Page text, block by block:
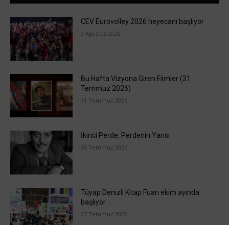
CEV Eurovolley 2026 heyecanı başlıyor
3 Ağustos 2026
Bu Hafta Vizyona Giren Filmler (31
Temmuz 2026)
31 Temmuz 2026
İkinci Perde, Perdenin Yarısı
28 Temmuz 2026
Tüyap Denizli Kitap Fuarı ekim ayında
başlıyor
27 Temmuz 2026